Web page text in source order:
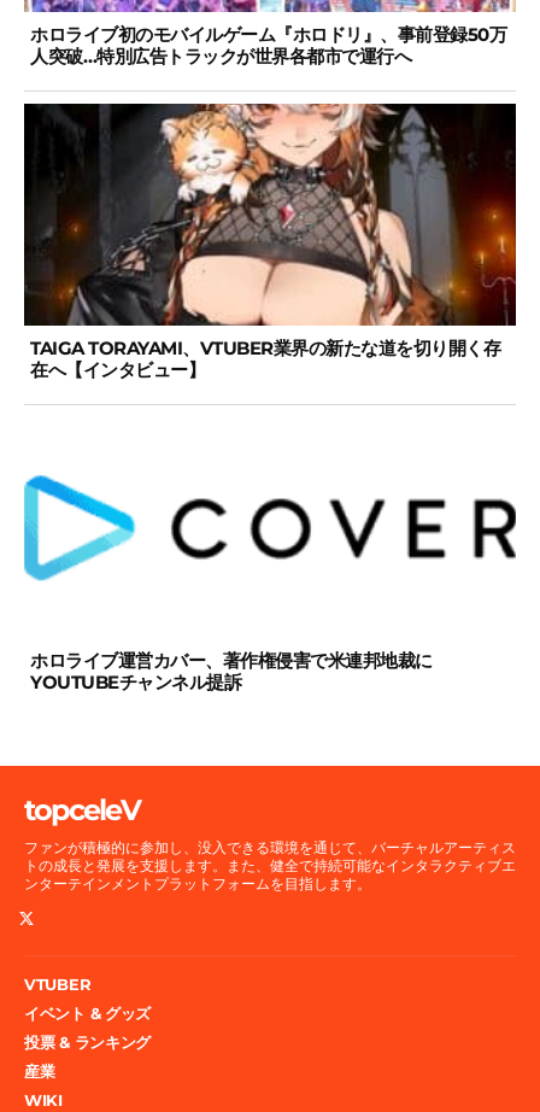
ホロライブ初のモバイルゲーム『ホロドリ』、事前登録50万
人突破…特別広告トラックが世界各都市で運行へ
TAIGA TORAYAMI、VTUBER業界の新たな道を切り開く存
在へ【インタビュー】
ホロライブ運営カバー、著作権侵害で米連邦地裁に
YOUTUBEチャンネル提訴
topceleV
ファンが積極的に参加し、没入できる環境を通じて、バーチャルアーティス
トの成長と発展を支援します。また、健全で持続可能なインタラクティブエ
ンターテインメントプラットフォームを目指します。
VTUBER
イベント & グッズ
投票 & ランキング
産業
WIKI